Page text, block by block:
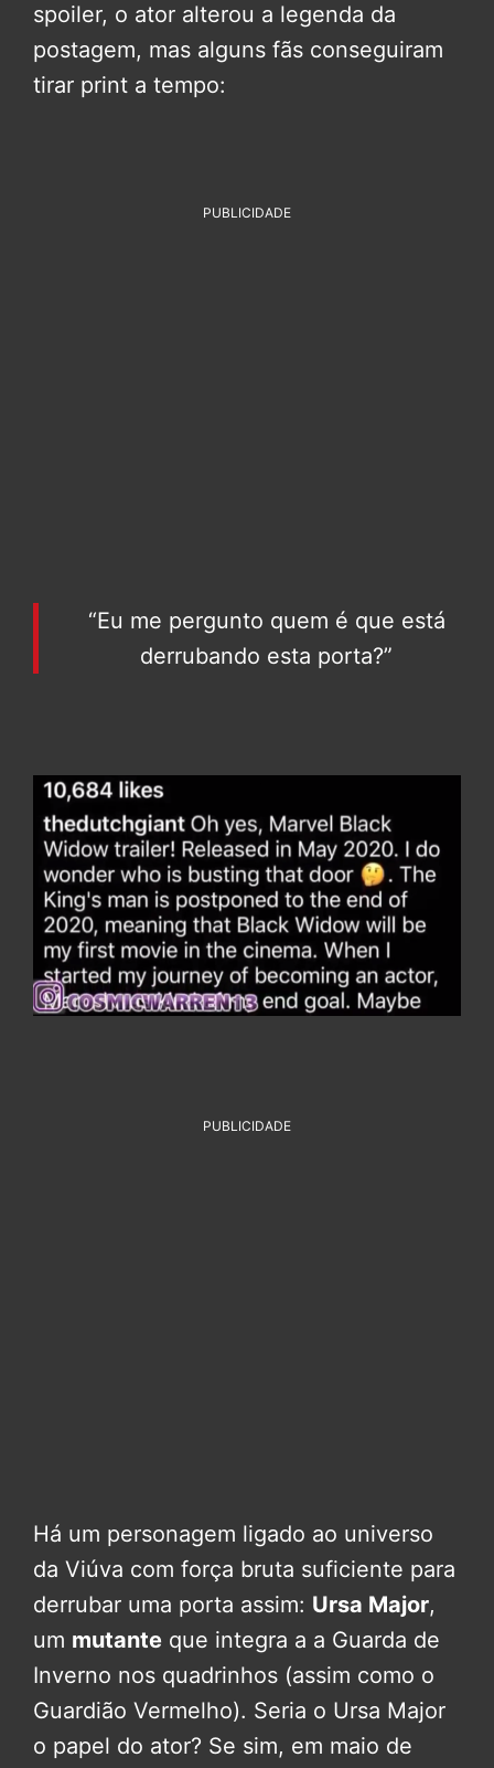
spoiler, o ator alterou a legenda da
postagem, mas alguns fãs conseguiram
tirar print a tempo:
PUBLICIDADE
“Eu me pergunto quem é que está
derrubando esta porta?”
PUBLICIDADE
Há um personagem ligado ao universo
da Viúva com força bruta suficiente para
derrubar uma porta assim: Ursa Major,
um mutante que integra a a Guarda de
Inverno nos quadrinhos (assim como o
Guardião Vermelho). Seria o Ursa Major
o papel do ator? Se sim, em maio de